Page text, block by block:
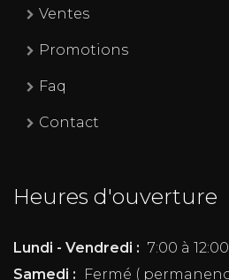
Ventes
Promotions
Faq
Contact
Heures d'ouverture
Lundi - Vendredi : 7:00 à
Samedi :
Fermé (